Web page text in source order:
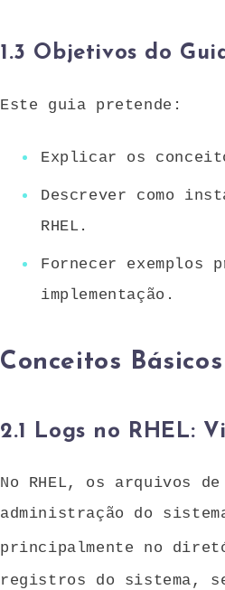
1.3 Objetivos do
Este guia pretende:
Explicar os
Descrever como
RHEL.
Fornecer exemplos
implementação.
Conceitos Básicos
2.1 Logs no RHEL:
No RHEL, os arquivos
administração do
principalmente no
registros do sistema,